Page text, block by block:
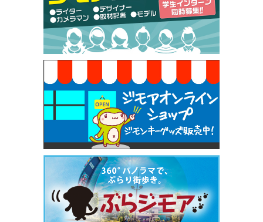
[有効期限]2026年9月30日
焼き餃子 一皿サービス（餃子酒場たっちゃん 西
早稲田店）
[有効期限]2026年9月30日